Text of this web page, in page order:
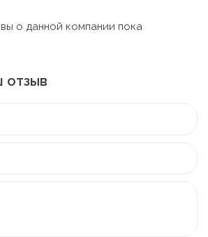
о данной компании пока
отзыв